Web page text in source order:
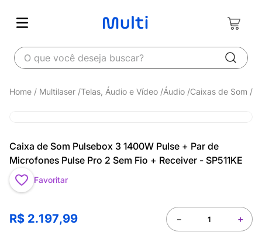
O que você deseja buscar?
Multilaser Telas, Áudio e Vídeo Áudio Caixas de Som
Caixa de Som Pulsebox 3 1400W Pulse + Par de
Microfones Pulse Pro 2 Sem Fio + Receiver - SP511KE
Favoritar
R$ 2.197,99 ＋
－